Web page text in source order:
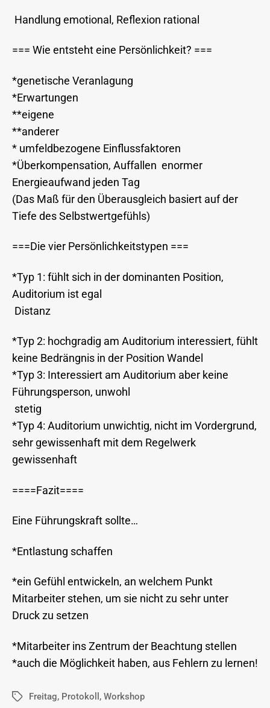
Handlung emotional, Reflexion rational
=== Wie entsteht eine Persönlichkeit? ===
*genetische Veranlagung
*Erwartungen
**eigene
**anderer
* umfeldbezogene Einflussfaktoren
*Überkompensation, Auffallen enormer
Energieaufwand jeden Tag
(Das Maß für den Überausgleich basiert auf der
Tiefe des Selbstwertgefühls)
===Die vier Persönlichkeitstypen ===
*Typ 1: fühlt sich in der dominanten Position,
Auditorium ist egal
Distanz
*Typ 2: hochgradig am Auditorium interessiert, fühlt
keine Bedrängnis in der Position Wandel
*Typ 3: Interessiert am Auditorium aber keine
Führungsperson, unwohl
stetig
*Typ 4: Auditorium unwichtig, nicht im Vordergrund,
sehr gewissenhaft mit dem Regelwerk
gewissenhaft
====Fazit====
Eine Führungskraft sollte…
*Entlastung schaffen
*ein Gefühl entwickeln, an welchem Punkt
Mitarbeiter stehen, um sie nicht zu sehr unter
Druck zu setzen
*Mitarbeiter ins Zentrum der Beachtung stellen
*auch die Möglichkeit haben, aus Fehlern zu lernen!
Schlagwörter
Freitag, Protokoll , Workshop